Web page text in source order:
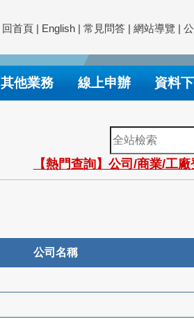
回首頁 | English | 常見問答 | 網站導覽 |
其他業務 線上申辦 資料
全
站
檢
索
【熱門查詢】公司/商業/工
公司名稱